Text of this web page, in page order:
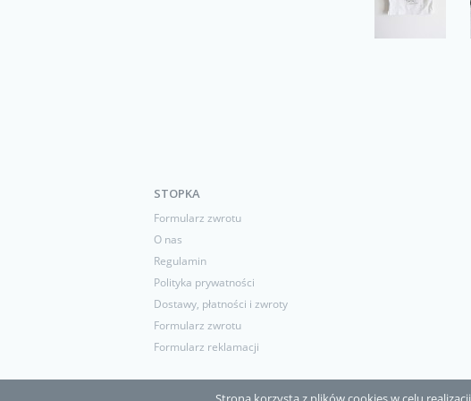
STOPKA
Formularz zwrotu
O nas
Regulamin
Polityka prywatności
Dostawy, płatności i zwroty
Formularz zwrotu
Formularz reklamacji